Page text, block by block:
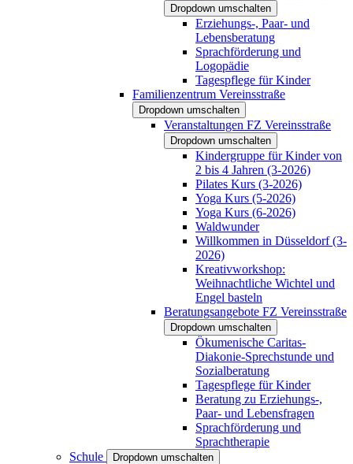
Dropdown umschalten
Erziehungs-, Paar- und
Lebensberatung
Sprachförderung und
Logopädie
Tagespflege für Kinder
Familienzentrum Vereinsstraße
Dropdown umschalten
Veranstaltungen FZ Vereinsstraße
Dropdown umschalten
Kindergruppe für Kinder von
2 bis 4 Jahren (3-2026)
Pilates Kurs (3-2026)
Yoga Kurs (5-2026)
Yoga Kurs (6-2026)
Waldwunder
Willkommen in Düsseldorf (3-
2026)
Kreativworkshop:
Weihnachtliche Wichtel und
Engel basteln
Beratungsangebote FZ Vereinsstraße
Dropdown umschalten
Ökumenische Caritas-
Diakonie-Sprechstunde und
Sozialberatung
Tagespflege für Kinder
Beratung zu Erziehungs-,
Paar- und Lebensfragen
Sprachförderung und
Sprachtherapie
Schule
Dropdown umschalten